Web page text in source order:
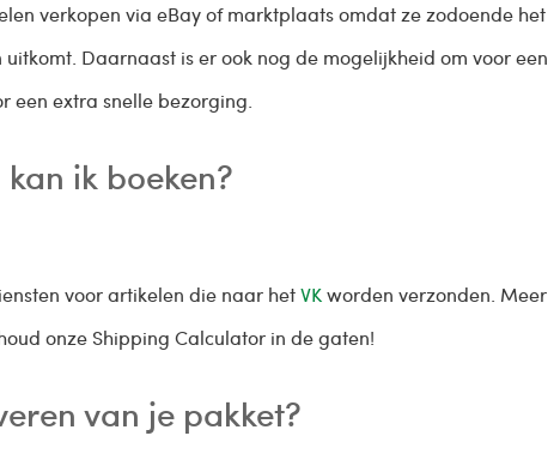
verkopen via eBay of marktplaats omdat ze zodoende het
Daarnaast is er ook nog de mogelijkheid om voor een
een extra snelle bezorging.
ik boeken?
voor artikelen die naar hetVKworden verzonden. Meer
onze Shipping Calculator in de gaten!
van je pakket?